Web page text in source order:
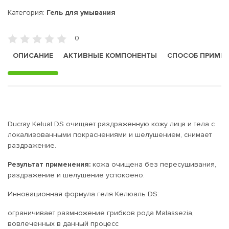
Категория: Гель для умывания
0
ОПИСАНИЕ
АКТИВНЫЕ КОМПОНЕНТЫ СПОСОБ
Ducray Kelual DS очищает раздраженную кожу лица и тела с
локализованными покраснениями и шелушением, снимает
раздражение.
Результат применения: кожа очищена без пересушивания,
раздражение и шелушение успокоено.
Инновационная формула геля Келюаль DS:
ограничивает размножение грибков рода Malassezia,
вовлеченных в данный процесс